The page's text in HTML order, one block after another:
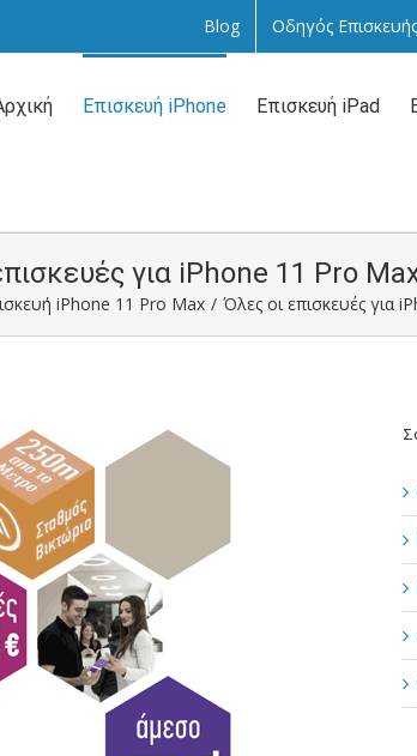
Blog Οδηγός
Επισκευή iPhone Επισκευή iPad
για iPhone 11 Pro
iPhone 11 Pro Max / Όλες οι επισκευές για